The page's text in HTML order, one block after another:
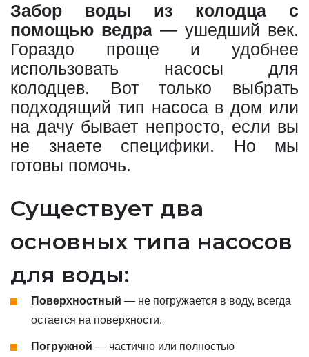
Забор воды из колодца с
помощью ведра — ушедший век.
Гораздо проще и удобнее
использовать насосы для
колодцев. Вот только выбрать
подходящий тип насоса в дом или
на дачу бывает непросто, если вы
не знаете специфики. Но мы
готовы помочь.
Существует два
основных типа насосов
для воды:
Поверхностный — не погружается в воду, всегда
остается на поверхности.
Погружной — частично или полностью